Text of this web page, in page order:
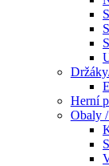
Herní
Obaly